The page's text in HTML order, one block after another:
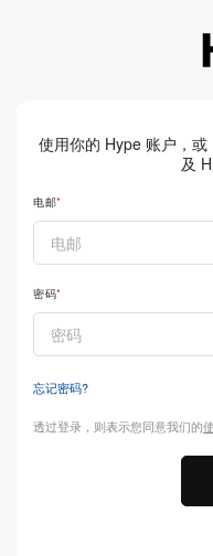
使用你的 Hype 账户，
及
电邮
密码
忘记密码?
透过登录，则表示您同意我们的